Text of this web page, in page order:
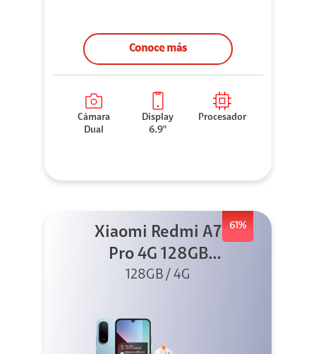
Conoce más
Cámara
Dual
Display
6.9"
Procesador
61%
Xiaomi Redmi A7
Pro 4G 128GB
Azul + Cargador
128GB / 4G